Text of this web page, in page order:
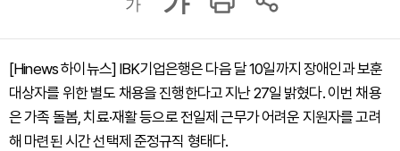
가
[Hinews 하이뉴스] IBK기업은행은 다음 달 10일까지 장애인과 보훈
대상자를 위한 별도 채용을 진행한다고 지난 27일 밝혔다. 이번 채용
은 가족 돌봄, 치료·재활 등으로 전일제 근무가 어려운 지원자를 고려
해 마련된 시간 선택제 준정규직 형태다.